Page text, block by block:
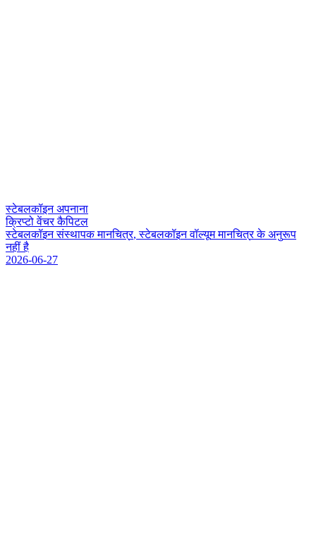
स्टेबलकॉइन अपनाना
क्रिप्टो वेंचर कैपिटल
सटबलकइन ससथपक मनचतर, सटबलकइन वलयम मनचतर क अनरप
नह ह
2026-06-27